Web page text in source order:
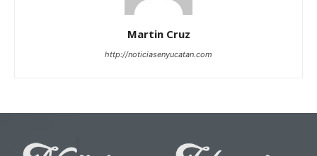
Martin Cruz
http://noticiasenyucatan.com